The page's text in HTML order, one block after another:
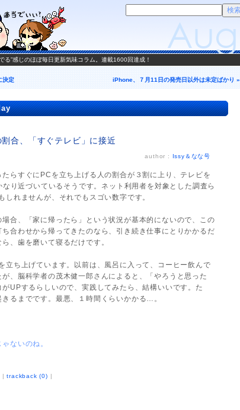
”感じのほぼ毎日更新気味コラム。連載1600回達成！
決定 iPhone、７月11日の発売日以外は未定ばかり »
合、「すぐテレビ」に接近
author : Issy＆なな号
らすぐにPCを立ち上げる人の割合が３割に上り、テレビを
り近づいているそうです。ネット利用者を対象とした調査ら
しれませんが、それでもスゴい数字です。
合、「家に帰ったら」という状況が基本的にないので、この
合わせから帰ってきたのなら、引き続き仕事にとりかかるだ
、歯を磨いて寝るだけです。
立ち上げています。以前は、風呂に入って、コーヒー飲んで
、脳科学者の茂木健一郎さんによると、「やろうと思った
UPするらしいので、実践してみたら、結構いいです。た
るまでです。最悪、１時間くらいかかる…。
ないのね。
|trackback (0) |